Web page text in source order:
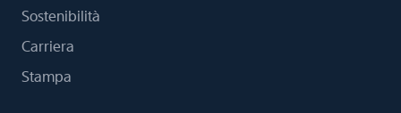
Sostenibilità
Carriera
Stampa